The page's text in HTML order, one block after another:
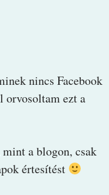
nincs Facebook
orvosoltam ezt a
a blogon, csak
értesítést